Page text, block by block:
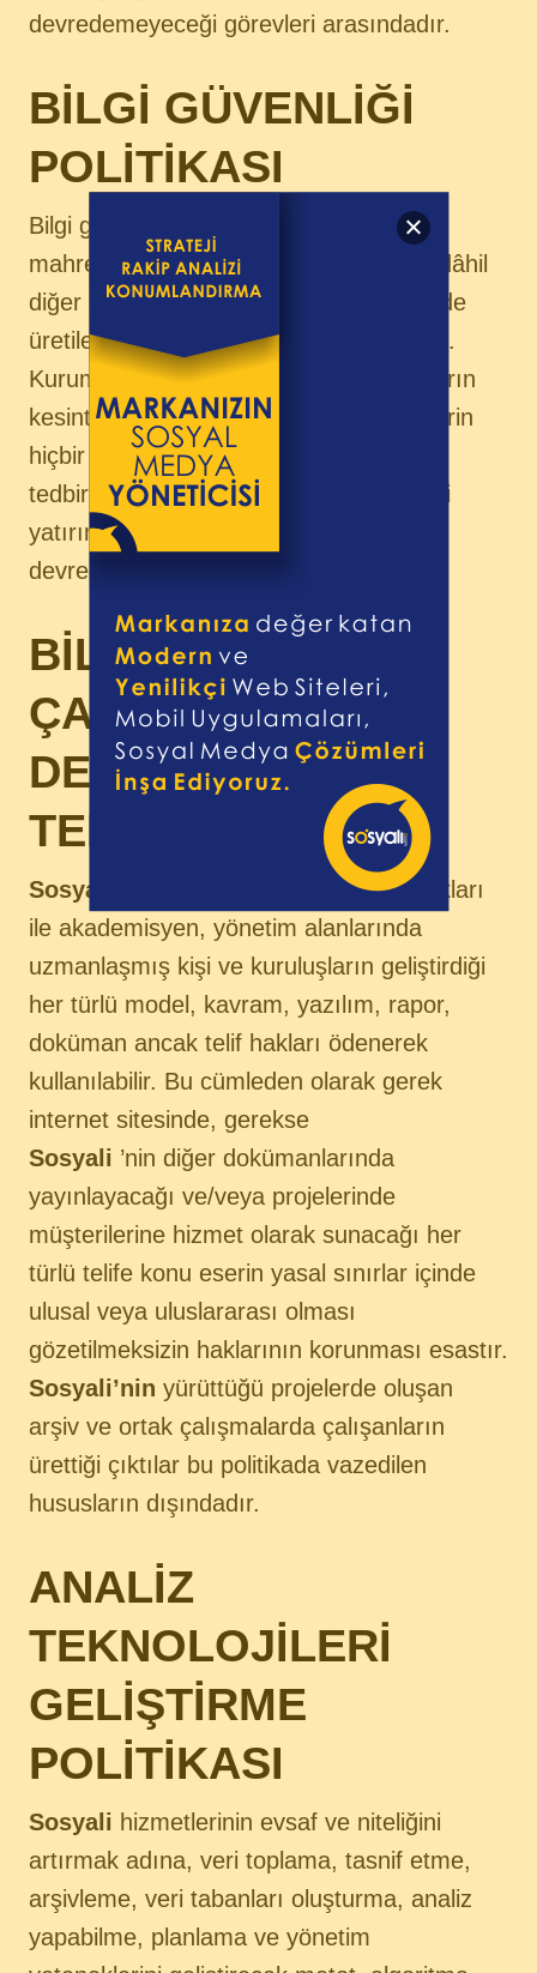
devredemeyeceği görevleri arasındadır.
BİLGİ GÜVENLİĞİ
POLİTİKASI
Bilgi güvenliğinde esas olan müşteri
mahremiyetinin korunmasıdır. Müşteri dâhil
diğer kurumlarınSosyali
ve iştiraklerinde
üretilen bilgiye ulaşması kabul edilemez.
Kurum içinde üretilen bilgiye, ilgili olanların
kesintisiz olarak ulaşabilmesi ve ilgisizlerin
hiçbir şekilde ulaşamaması için gerekli
tedbirleri almak ve bu çerçevede gerekli
yatırımları yapmak Yönetim Kurulunun
devredemeyeceği görevleri arasındadır.
BİLİMSEL
ÇALIŞMALARI
DESTEKLEME ve
TELİF POLİTİKASI
Sosyali
çalışan, yönetici, ortak, iş ortakları
ile akademisyen, yönetim alanlarında
uzmanlaşmış kişi ve kuruluşların geliştirdiği
her türlü model, kavram, yazılım, rapor,
doküman ancak telif hakları ödenerek
kullanılabilir. Bu cümleden olarak gerek
internet sitesinde, gerekse
Sosyali ’nin diğer dokümanlarında
yayınlayacağı ve/veya projelerinde
müşterilerine hizmet olarak sunacağı her
türlü telife konu eserin yasal sınırlar içinde
ulusal veya uluslararası olması
gözetilmeksizin haklarının korunması esastır.
Sosyali’nin yürüttüğü projelerde oluşan
arşiv ve ortak çalışmalarda çalışanların
ürettiği çıktılar bu politikada vazedilen
hususların dışındadır.
ANALİZ
TEKNOLOJİLERİ
GELİŞTİRME
POLİTİKASI
Sosyali hizmetlerinin evsaf ve niteliğini
artırmak adına, veri toplama, tasnif etme,
arşivleme, veri tabanları oluşturma, analiz
yapabilme, planlama ve yönetim